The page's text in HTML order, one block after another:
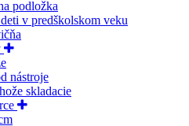
podložka
v predškolskom veku
nástroje
skladacie